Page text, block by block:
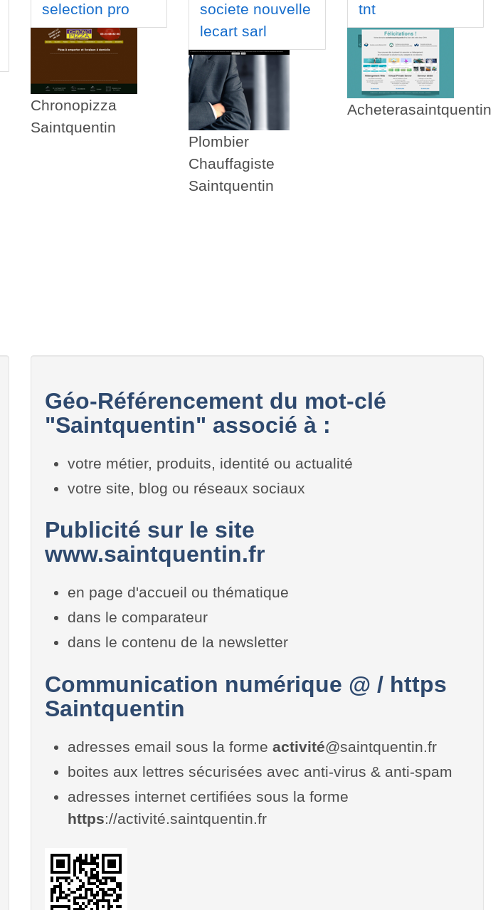
selection pro
Chronopizza
Saintquentin
societe nouvelle
lecart sarl
Plombier
Chauffagiste
Saintquentin
tnt
Acheterasaintquentin
Géo-Référencement du mot-clé
"Saintquentin" associé à :
votre métier, produits, identité ou actualité
votre site, blog ou réseaux sociaux
Publicité sur le site
www.saintquentin.fr
en page d'accueil ou thématique
dans le comparateur
dans le contenu de la newsletter
Communication numérique @ / https
Saintquentin
adresses email sous la forme activité@saintquentin.fr
boites aux lettres sécurisées avec anti-virus & anti-spam
adresses internet certifiées sous la forme
https://activité.saintquentin.fr